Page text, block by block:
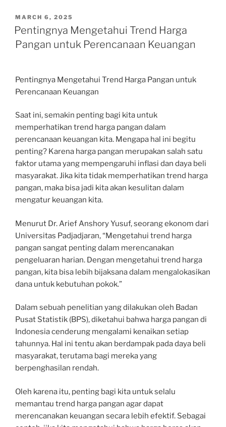
POSTED
ON
MARCH 6, 2025
Pentingnya Mengetahui Trend Harga
Pangan untuk Perencanaan Keuangan
Pentingnya Mengetahui Trend Harga Pangan untuk
Perencanaan Keuangan
Saat ini, semakin penting bagi kita untuk
memperhatikan trend harga pangan dalam
perencanaan keuangan kita. Mengapa hal ini begitu
penting? Karena harga pangan merupakan salah satu
faktor utama yang mempengaruhi inflasi dan daya beli
masyarakat. Jika kita tidak memperhatikan trend harga
pangan, maka bisa jadi kita akan kesulitan dalam
mengatur keuangan kita.
Menurut Dr. Arief Anshory Yusuf, seorang ekonom dari
Universitas Padjadjaran, “Mengetahui trend harga
pangan sangat penting dalam merencanakan
pengeluaran harian. Dengan mengetahui trend harga
pangan, kita bisa lebih bijaksana dalam mengalokasikan
dana untuk kebutuhan pokok.”
Dalam sebuah penelitian yang dilakukan oleh Badan
Pusat Statistik (BPS), diketahui bahwa harga pangan di
Indonesia cenderung mengalami kenaikan setiap
tahunnya. Hal ini tentu akan berdampak pada daya beli
masyarakat, terutama bagi mereka yang
berpenghasilan rendah.
Oleh karena itu, penting bagi kita untuk selalu
memantau trend harga pangan agar dapat
merencanakan keuangan secara lebih efektif. Sebagai